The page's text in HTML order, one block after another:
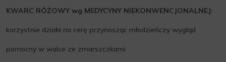
KWARC RÓŻOWY wg MEDYCYNY NIEKONWENCJONALNEJ:
korzystnie działa na cerę przynosząc młodzieńczy wygląd
pomocny w walce ze zmarszczkami